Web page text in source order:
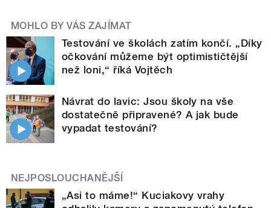
MOHLO BY VÁS ZAJÍMAT
Testování ve školách zatím končí. „Díky
očkování můžeme být optimističtější
než loni,“ říká Vojtěch
Návrat do lavic: Jsou školy na vše
dostatečně připravené? A jak bude
vypadat testování?
NEJPOSLOUCHANĚJŠÍ
„Asi to máme!“ Kuciakovy vrahy